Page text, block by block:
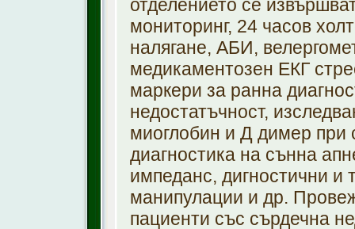
отделението се
мониторинг, 24 часов
налягане, АБИ,
медикаментозен ЕКГ
маркери за ранна
недостатъчност,
миоглобин и Д димер при
диагностика на сънна
импеданс, дигностични и
манипулации и др.
пациенти със сърдечна